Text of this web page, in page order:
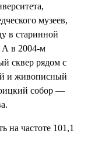
музеев,
в старинной
А в 2004-м
сквер рядом с
и живописный
собор —
на частоте 101,1